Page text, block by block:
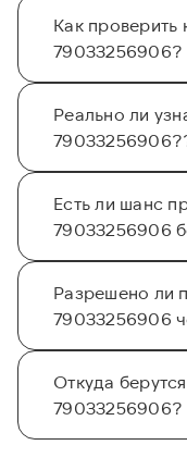
Как проверить
79033256906?
Реально ли
Есть ли шанс
79033256906
Разрешено ли
79033256906
Откуда
79033256906?